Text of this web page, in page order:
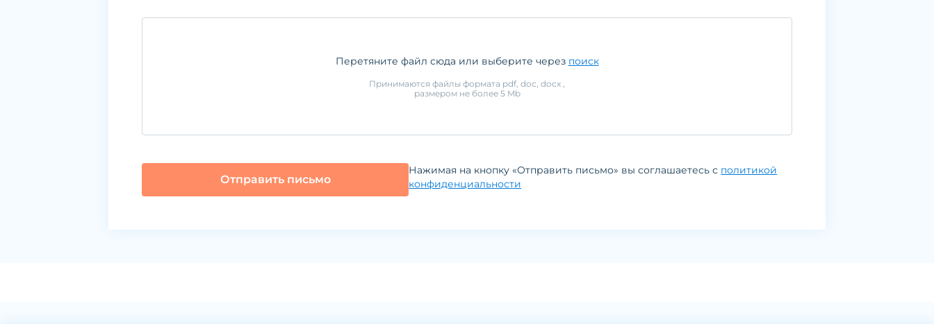
Перетяните файл сюда или выберите через поиск
Принимаются файлы формата pdf, doc, docx ,
размером не более 5 Mb
Отправить письмо
Нажимая на кнопку «Отправить письмо» вы соглашаетесь с политикой
конфиденциальности